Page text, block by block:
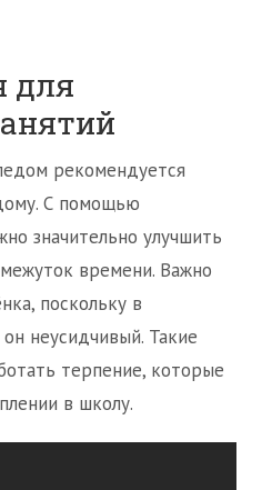
для
рекомендуется
С помощью
значительно улучшить
времени. Важно
поскольку в
неусидчивый. Такие
терпение, которые
в школу.